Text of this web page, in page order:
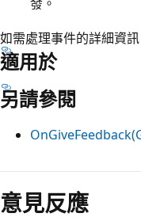
如需處理事件的詳細資
適用於
另請參閱
閱
讀
模
意見反應